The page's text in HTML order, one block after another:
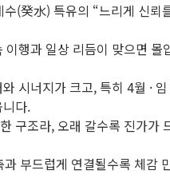
(癸水) 특유의 “느리게 신뢰
행과 일상 리듬이 맞으면 몰
시너지가 크고, 특히 4월 · 임
다.
구조라, 오래 갈수록 진가가
부드럽게 연결될수록 체감